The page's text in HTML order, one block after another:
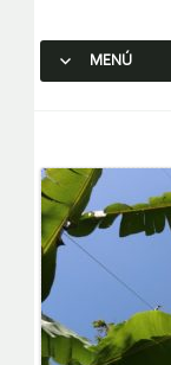
MENÚ